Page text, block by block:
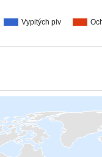
Vypitých piv